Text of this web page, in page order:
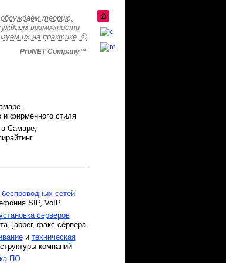
теорию,
возможности
их на практике. ©
ProNET Company™
и фирменного стиля
Самаре,
сетей
SIP, VoIP
серверов
jabber, факс-сервера
и техническая
компаний
ПО